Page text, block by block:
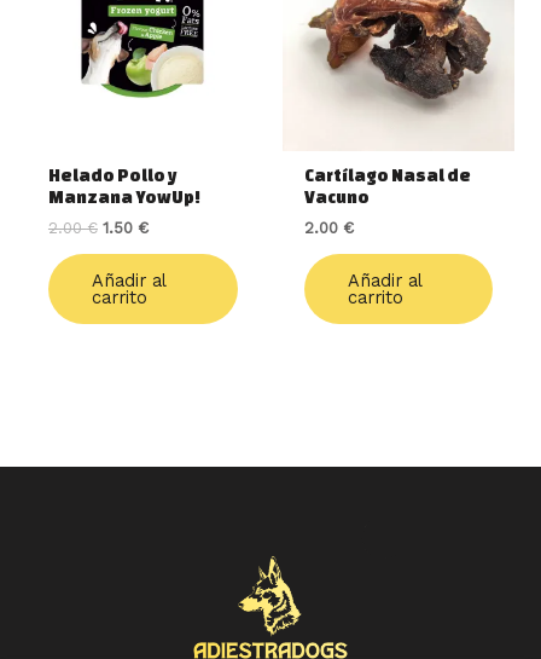
Helado Pollo y
Manzana YowUp!
2.00€
2.00 €.
1.50 €
1.50 €.
Añadir al
carrito
Cartílago Nasal de
Vacuno
2.00 €
Añadir al
carrito